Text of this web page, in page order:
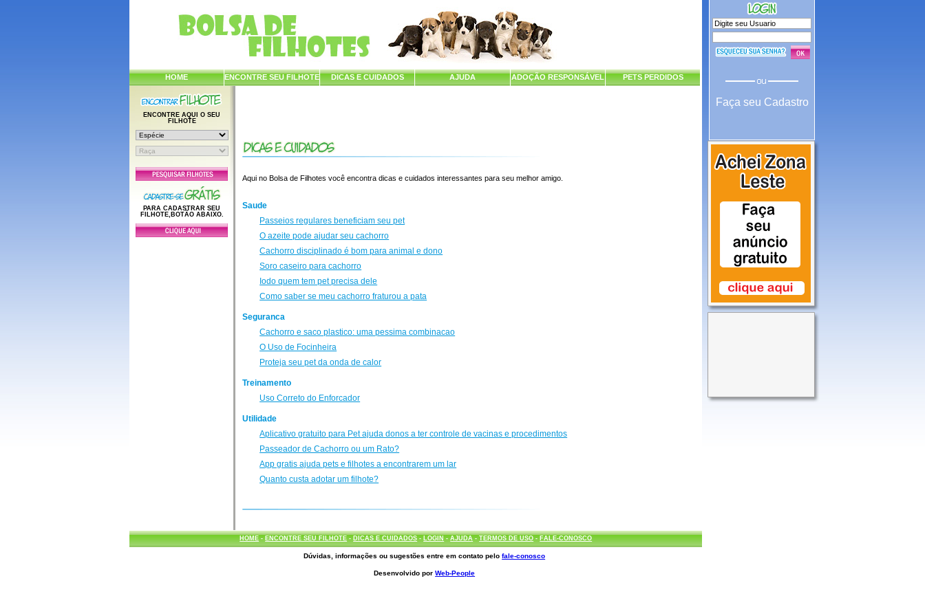
HOME ENCONTRE SEU FILHOTE DICAS E CUIDADOS AJUDA ADOÇÃO RESPONSÁVEL PETS PERDIDOS
ENCONTRE AQUI O SEU
FILHOTE
PARA CADASTRAR SEU
FILHOTE,BOTÃO ABAIXO.
Aqui no Bolsa de Filhotes você encontra dicas e cuidados interessantes para seu melhor amigo.
Saude
Passeios regulares beneficiam seu pet
O azeite pode ajudar seu cachorro
Cachorro disciplinado é bom para animal e dono
Soro caseiro para cachorro
Iodo quem tem pet precisa dele
Como saber se meu cachorro fraturou a pata
Seguranca
Cachorro e saco plastico: uma pessima combinacao
O Uso de Focinheira
Proteja seu pet da onda de calor
Treinamento
Uso Correto do Enforcador
Utilidade
Aplicativo gratuito para Pet ajuda donos a ter controle de vacinas e procedimentos
Passeador de Cachorro ou um Rato?
App gratis ajuda pets e filhotes a encontrarem um lar
Quanto custa adotar um filhote?
HOME- ENCONTRE SEU FILHOTE- DICAS E CUIDADOS- LOGIN-AJUDA-TERMOS DE USO- FALE-CONOSCO
Faça seu Cadastro
Dúvidas, informações ou sugestões entre em contato pelofale-conosco
Desenvolvido porWeb-People